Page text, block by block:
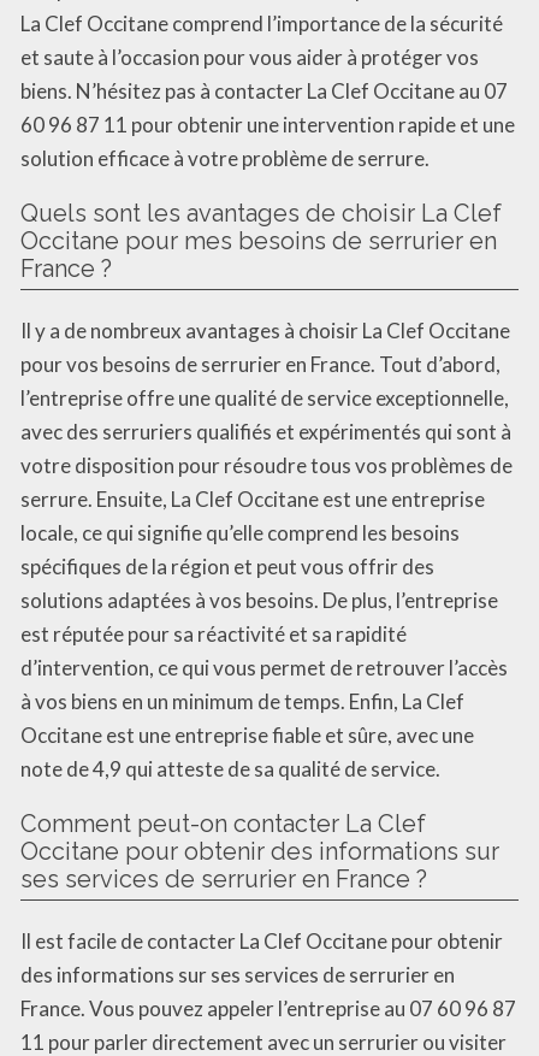
La Clef Occitane comprend l’importance de la sécurité
et saute à l’occasion pour vous aider à protéger vos
biens. N’hésitez pas à contacter La Clef Occitane au 07
60 96 87 11 pour obtenir une intervention rapide et une
solution efficace à votre problème de serrure.
Quels sont les avantages de choisir La Clef
Occitane pour mes besoins de serrurier en
France ?
Il y a de nombreux avantages à choisir La Clef Occitane
pour vos besoins de serrurier en France. Tout d’abord,
l’entreprise offre une qualité de service exceptionnelle,
avec des serruriers qualifiés et expérimentés qui sont à
votre disposition pour résoudre tous vos problèmes de
serrure. Ensuite, La Clef Occitane est une entreprise
locale, ce qui signifie qu’elle comprend les besoins
spécifiques de la région et peut vous offrir des
solutions adaptées à vos besoins. De plus, l’entreprise
est réputée pour sa réactivité et sa rapidité
d’intervention, ce qui vous permet de retrouver l’accès
à vos biens en un minimum de temps. Enfin, La Clef
Occitane est une entreprise fiable et sûre, avec une
note de 4,9 qui atteste de sa qualité de service.
Comment peut-on contacter La Clef
Occitane pour obtenir des informations sur
ses services de serrurier en France ?
Il est facile de contacter La Clef Occitane pour obtenir
des informations sur ses services de serrurier en
France. Vous pouvez appeler l’entreprise au 07 60 96 87
11 pour parler directement avec un serrurier ou visiter